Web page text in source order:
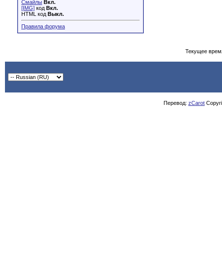
Смайлы Вкл.
[IMG] код Вкл.
HTML код Выкл.
Правила форума
Текущее
Перевод: zCarot